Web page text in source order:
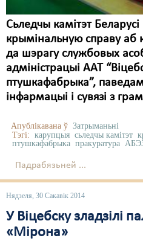
Сьледчы камітэт
крымінальную справу аб
да шэрагу службовых
адміністрацыі ААТ
птушкафабрыка”,
інфармацыі і сувязі з
Апублікавана ў Затрыманьні
Тэгі: карупцыя сьледчы камітэт
птушкафабрыка пракуратура
Падрабязьней ...
Нядзеля, 30 Сакавік 2014
У Віцебску зладзілі
«Мірона»